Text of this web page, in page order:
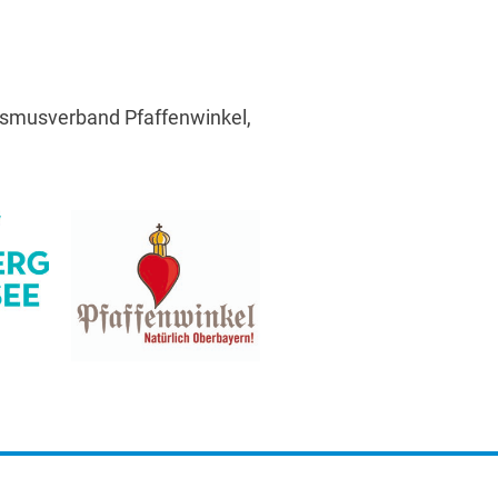
Pfaffenwinkel,